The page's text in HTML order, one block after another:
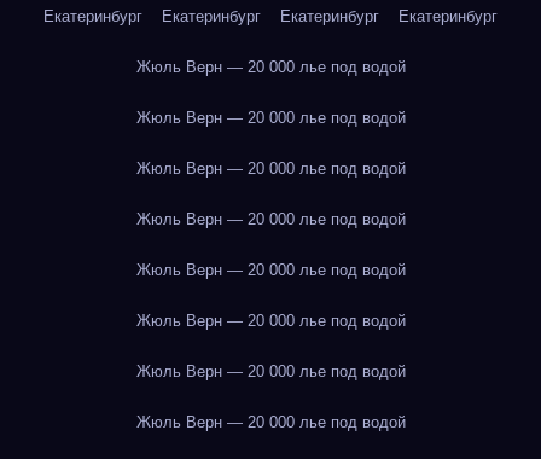
Екатеринбург Екатеринбург Екатеринбург Екатеринбург
Жюль Верн — 20 000 лье под водой
Жюль Верн — 20 000 лье под водой
Жюль Верн — 20 000 лье под водой
Жюль Верн — 20 000 лье под водой
Жюль Верн — 20 000 лье под водой
Жюль Верн — 20 000 лье под водой
Жюль Верн — 20 000 лье под водой
Жюль Верн — 20 000 лье под водой